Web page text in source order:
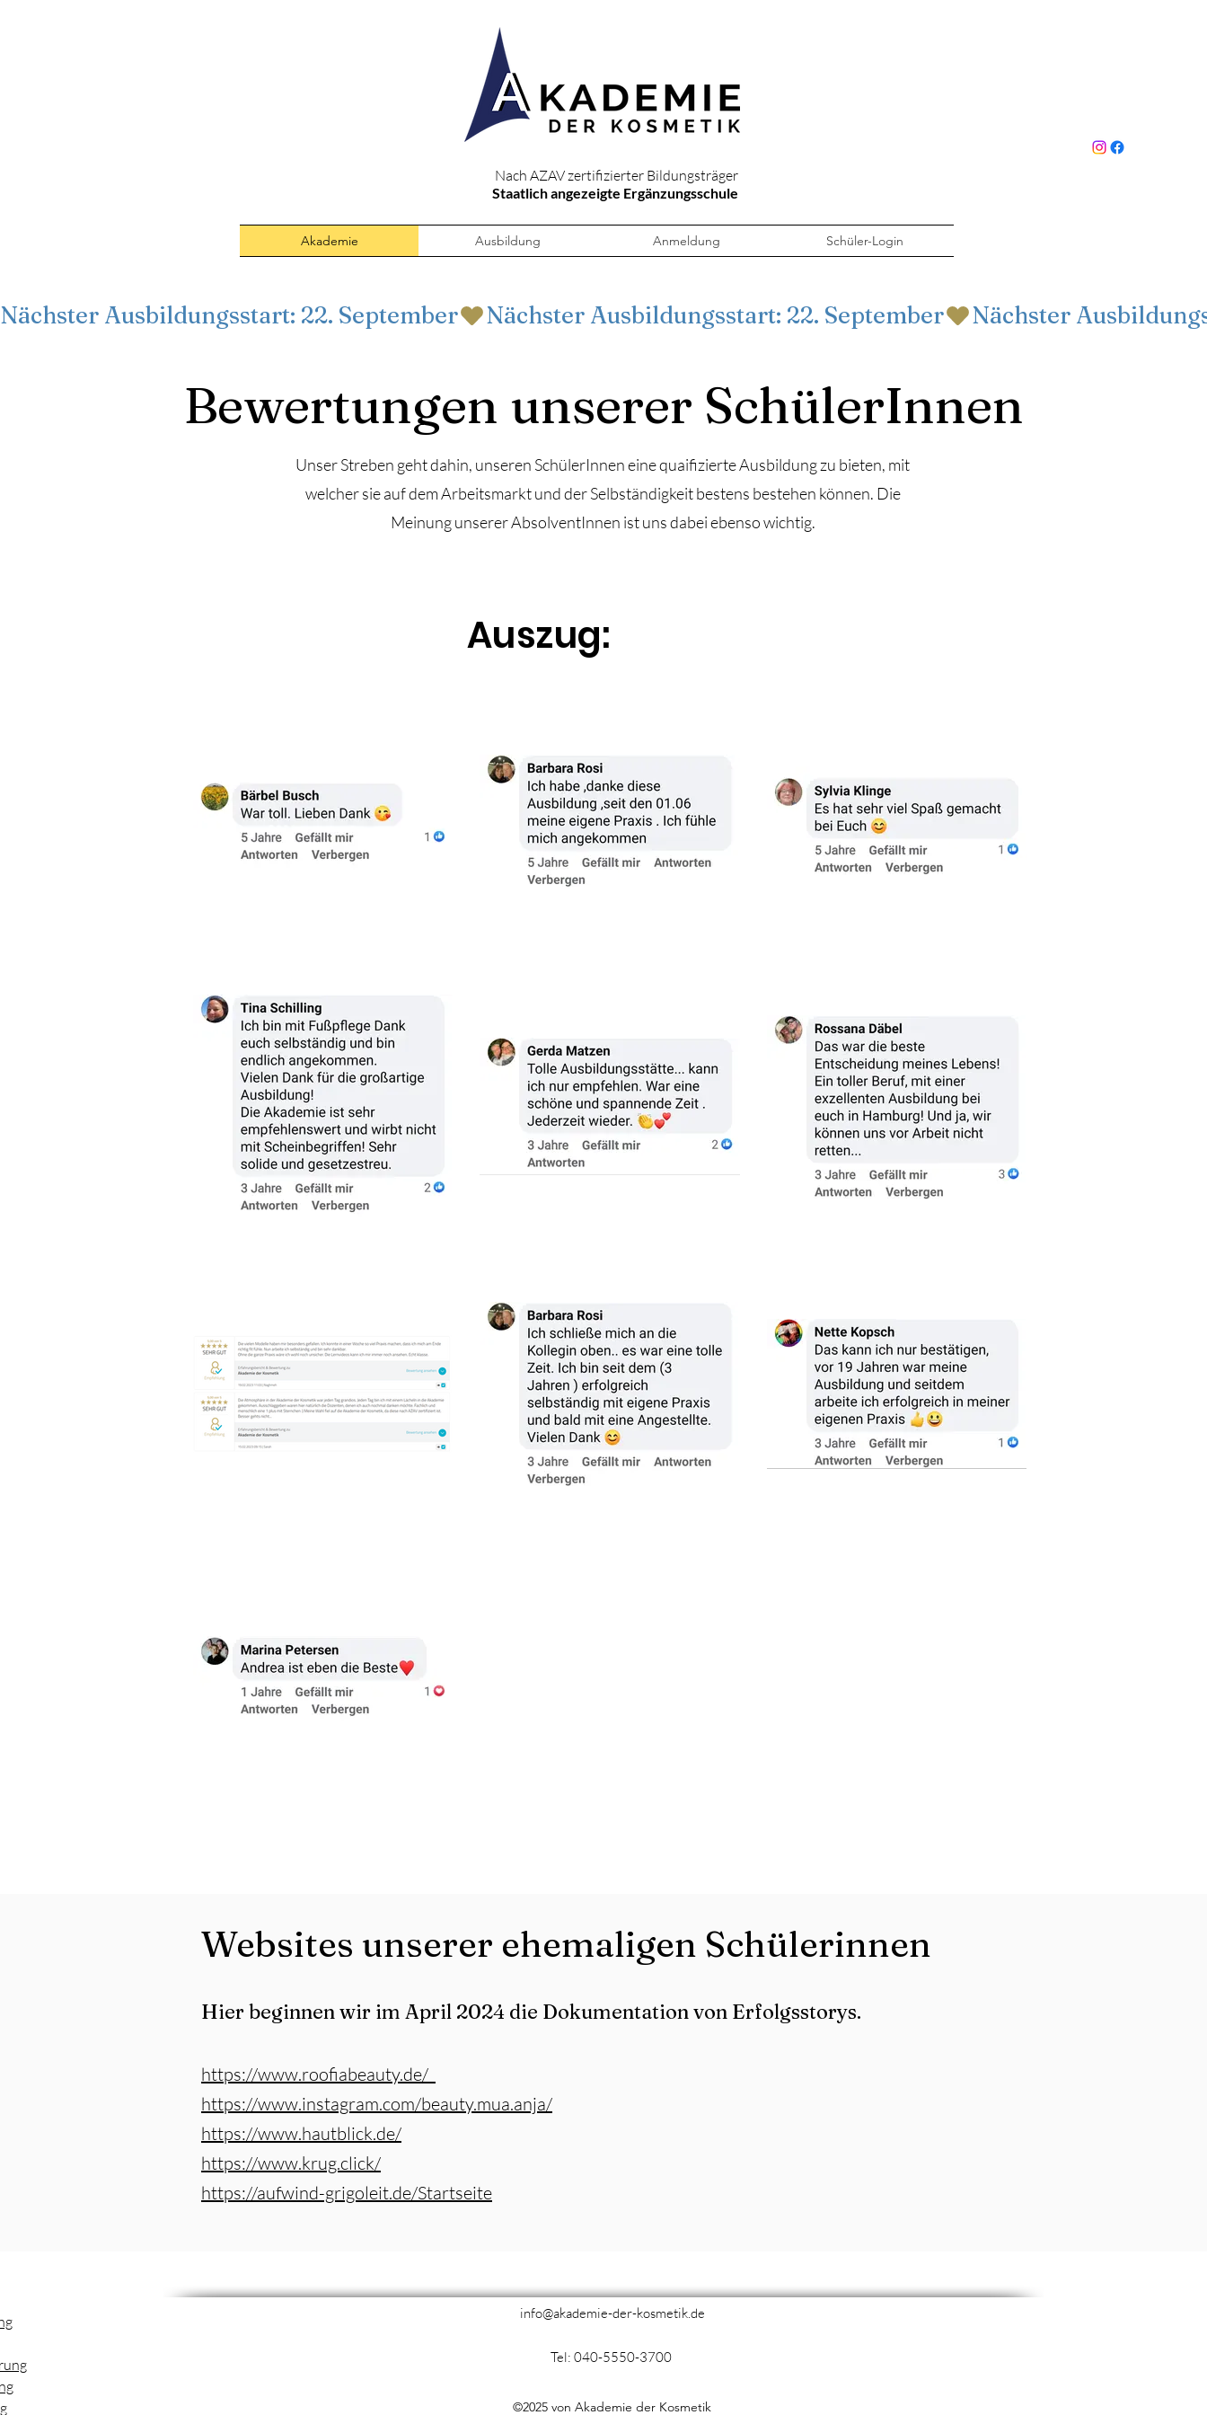
Nach AZAV zertifizierter Bildungsträger
Staatlich angezeigte Ergänzungsschule
Akademie Ausbildung Anmeldung Schüler-Login
Bewertungen unserer SchülerInnen
Unser Streben geht dahin, unseren SchülerInnen eine quaifizierte Ausbildung zu bieten, mit
welcher sie auf dem Arbeitsmarkt und der Selbständigkeit bestens bestehen können. Die
Meinung unserer AbsolventInnen ist uns dabei ebenso wichtig.
Auszug:
Websites unserer ehemaligen Schülerinnen
Hier beginnen wir im April 2024 die Dokumentation von Erfolgsstorys.
https://www.roofiabeauty.de/
https://www.instagram.com/beauty.mua.anja/
https://www.hautblick.de/
https://www.krug.click/
https://aufwind-grigoleit.de/Startseite
Nächster Ausbildungsstart: 22. September
info@akademie-der-kosmetik.de
Tel: 040-5550-3700
©2025 von Akademie der Kosmetik